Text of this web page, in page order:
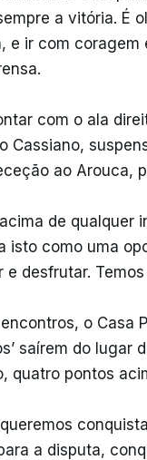
a vitória. É
e ir com coragem
com o ala
Cassiano,
ao Arouca,
de qualquer
isto como uma
desfrutar.
o Casa
saírem do
quatro pontos
a disputa,